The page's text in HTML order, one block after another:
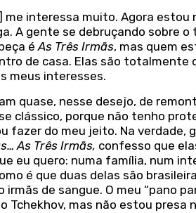
] me interessa muito. Agora estou
A gente se debruçando sobre
éAs Três Irmãs, mas quem
de casa. Elas são totalmente
meus interesses.
quase, nesse desejo, de
clássico, porque não tenho
fazer do meu jeito. Na verdade,
As Três Irmãs, confesso que
eu quero: numa família, num
é que duas delas são
de sangue. O meu “pano
Tchekhov, mas não estou presa